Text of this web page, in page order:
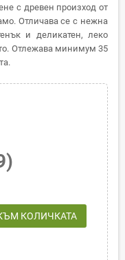
с древен произход от
Отличава се с нежна
и деликатен, леко
Отлежава минимум 35
КОЛИЧКАТА